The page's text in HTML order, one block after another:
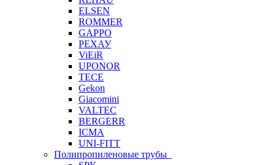
ELSEN
ROMMER
GAPPO
РЕХАУ
ViEiR
UPONOR
TECE
Gekon
Giacomini
VALTEC
BERGERR
ICMA
UNI-FITT
Полипропиленовые трубы